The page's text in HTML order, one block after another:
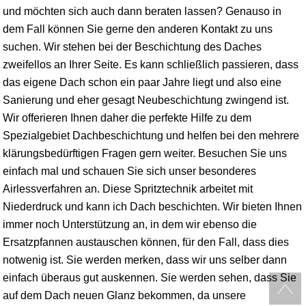
und möchten sich auch dann beraten lassen? Genauso in
dem Fall können Sie gerne den anderen Kontakt zu uns
suchen. Wir stehen bei der Beschichtung des Daches
zweifellos an Ihrer Seite. Es kann schließlich passieren, dass
das eigene Dach schon ein paar Jahre liegt und also eine
Sanierung und eher gesagt Neubeschichtung zwingend ist.
Wir offerieren Ihnen daher die perfekte Hilfe zu dem
Spezialgebiet Dachbeschichtung und helfen bei den mehrere
klärungsbedürftigen Fragen gern weiter. Besuchen Sie uns
einfach mal und schauen Sie sich unser besonderes
Airlessverfahren an. Diese Spritztechnik arbeitet mit
Niederdruck und kann ich Dach beschichten. Wir bieten Ihnen
immer noch Unterstützung an, in dem wir ebenso die
Ersatzpfannen austauschen können, für den Fall, dass dies
notwenig ist. Sie werden merken, dass wir uns selber dann
einfach überaus gut auskennen. Sie werden sehen, dass Sie
auf dem Dach neuen Glanz bekommen, da unsere